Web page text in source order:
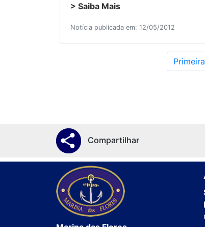
> Saiba Mais
Notícia publicada em: 12/05/2012
Primeira
Compartilhar